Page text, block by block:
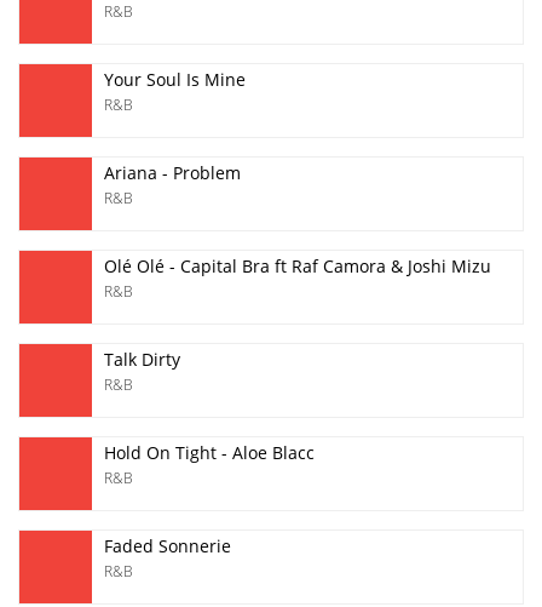
R&B
Your Soul Is Mine
R&B
Ariana - Problem
R&B
Olé Olé - Capital Bra ft Raf Camora & Joshi Mizu
R&B
Talk Dirty
R&B
Hold On Tight - Aloe Blacc
R&B
Faded Sonnerie
R&B